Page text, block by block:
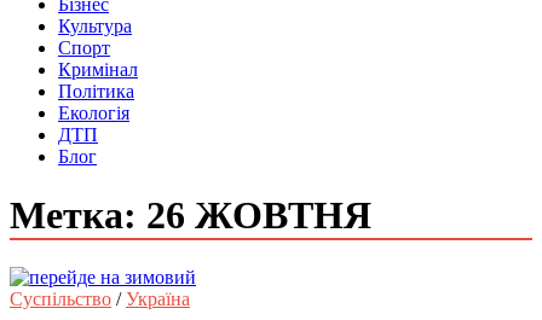
Бізнес
Культура
Спорт
Кримінал
Політика
Екологія
ДТП
Блог
Метка: 26 ЖОВТНЯ
Суспільство /Україна